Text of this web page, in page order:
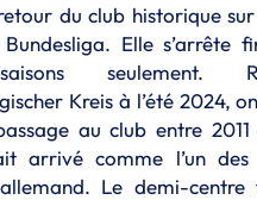
du club historique
Elle s’arrête
seulement.
Kreis à l’été 2024,
au club entre
arrivé comme l’un
Le demi-centre